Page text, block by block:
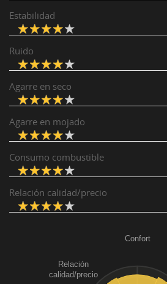
Estabilidad
Ruido
Agarre en seco
Agarre en mojado
Consumo combustible
Relación calidad/precio
Confort
Relación
calidad/precio